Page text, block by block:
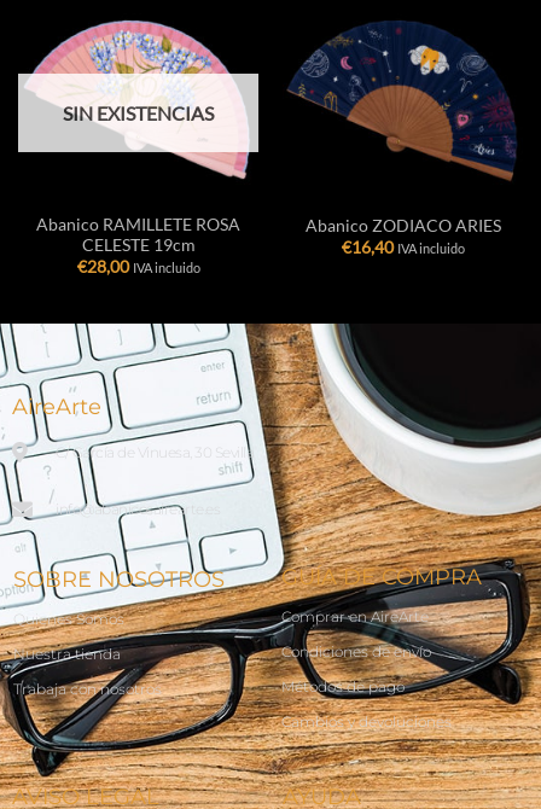
SIN EXISTENCIAS
Abanico RAMILLETE ROSA
CELESTE 19cm
€28,00 IVA incluido
Abanico ZODIACO ARIES
€16,40 IVA incluido
AireArte
C/ García de Vinuesa, 30 Sevilla
info@abanicosairearte.es
SOBRE NOSOTROS
Quienes Somos
Nuestra tienda
Trabaja con nosotros
GUÍA DE COMPRA
Comprar en AireArte
Condiciones de envío
Métodos de pago
Cambios y devoluciones
AVISO LEGAL AYUDA